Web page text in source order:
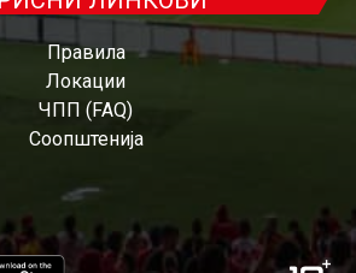
Правила
Локации
ЧПП (FAQ)
Соопштенија